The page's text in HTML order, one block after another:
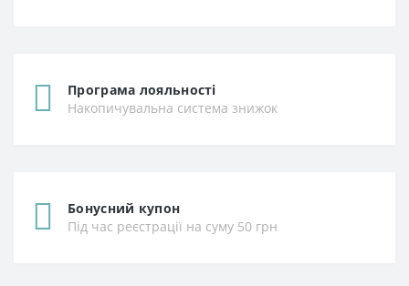
Програма лояльності
Накопичувальна система знижок
Бонусний купон
Під час реєстрації на суму 50 грн